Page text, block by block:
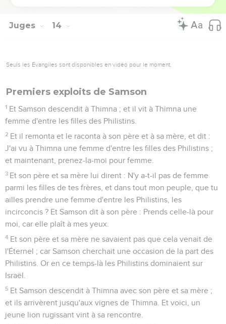
Juges 14
Seuls les Évangiles sont disponibles en vidéo pour le moment.
Premiers exploits de Samson
1 Et Samson descendit à Thimna ; et il vit à Thimna une
femme d'entre les filles des Philistins.
2 Et il remonta et le raconta à son père et à sa mère, et dit :
J'ai vu à Thimna une femme d'entre les filles des Philistins ;
et maintenant, prenez-la-moi pour femme.
3 Et son père et sa mère lui dirent : N'y a-t-il pas de femme
parmi les filles de tes frères, et dans tout mon peuple, que tu
ailles prendre une femme d'entre les Philistins, les
incirconcis ? Et Samson dit à son père : Prends celle-là pour
moi, car elle plaît à mes yeux.
4 Et son père et sa mère ne savaient pas que cela venait de
l'Éternel ; car Samson cherchait une occasion de la part des
Philistins. Or en ce temps-là les Philistins dominaient sur
Israël.
5 Et Samson descendit à Thimna avec son père et sa mère ;
et ils arrivèrent jusqu'aux vignes de Thimna. Et voici, un
jeune lion rugissant vint à sa rencontre.